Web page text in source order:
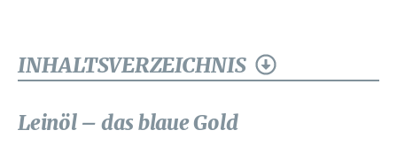
INHALTSVERZEICHNIS
Leinöl – das blaue Gold